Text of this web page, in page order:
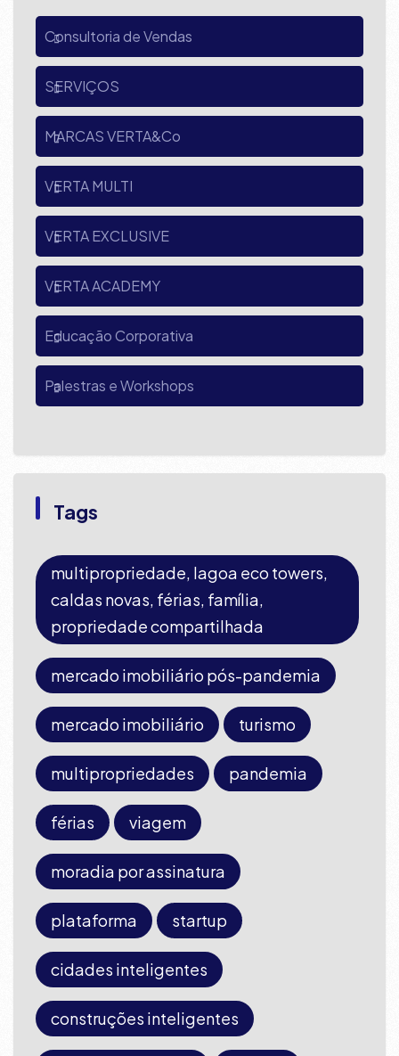
Consultoria de Vendas
SERVIÇOS
MARCAS VERTA&Co
VERTA MULTI
VERTA EXCLUSIVE
VERTA ACADEMY
Educação Corporativa
Palestras e Workshops
Tags
multipropriedade, lagoa eco towers,
caldas novas, férias, família,
propriedade compartilhada
mercado imobiliário pós-pandemia
mercado imobiliário turismo
multipropriedades pandemia
férias viagem
moradia por assinatura
plataforma startup
cidades inteligentes
construções inteligentes